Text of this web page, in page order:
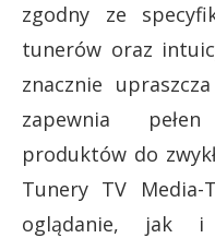
zgodny ze
tunerów oraz
znacznie
zapewnia
produktów do
Tunery TV Media-
oglądanie, jak i